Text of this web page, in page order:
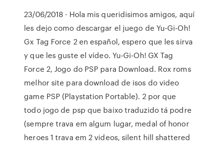
23/06/2018 · Hola mis queridisimos amigos, aquí
les dejo como descargar el juego de Yu-Gi-Oh!
Gx Tag Force 2 en español, espero que les sirva
y que les guste el vídeo. Yu-Gi-Oh! GX Tag
Force 2, Jogo do PSP para Download. Rox roms
melhor site para download de isos do video
game PSP (Playstation Portable). 2 por que
todo jogo de psp que baixo traduzido tá podre
(sempre trava em algum lugar, medal of honor
heroes 1 trava em 2 videos, silent hill shattered